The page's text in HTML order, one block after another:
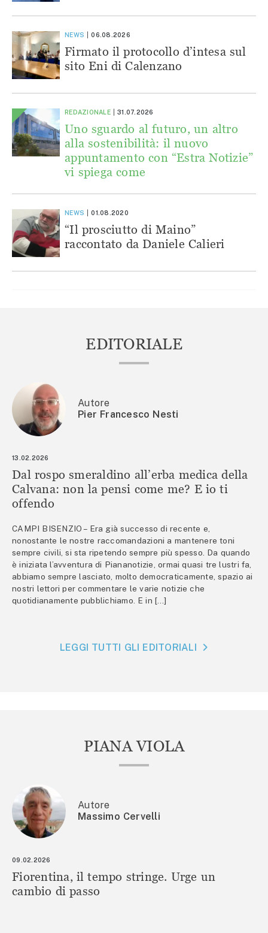
NEWS 06.08.2026
Firmato il protocollo d’intesa sul
sito Eni di Calenzano
REDAZIONALE 31.07.2026
Uno sguardo al futuro, un altro
alla sostenibilità: il nuovo
appuntamento con “Estra Notizie”
vi spiega come
NEWS 01.08.2020
“Il prosciutto di Maino”
raccontato da Daniele Calieri
EDITORIALE
Autore
Pier Francesco Nesti
13.02.2026
Dal rospo smeraldino all’erba medica della
Calvana: non la pensi come me? E io ti
offendo
CAMPI BISENZIO – Era già successo di recente e,
nonostante le nostre raccomandazioni a mantenere toni
sempre civili, si sta ripetendo sempre più spesso. Da quando
è iniziata l’avventura di Piananotizie, ormai quasi tre lustri fa,
abbiamo sempre lasciato, molto democraticamente, spazio ai
nostri lettori per commentare le varie notizie che
quotidianamente pubblichiamo. E in […]
LEGGI TUTTI GLI EDITORIALI
PIANA VIOLA
Autore
Massimo Cervelli
09.02.2026
Fiorentina, il tempo stringe. Urge un
cambio di passo